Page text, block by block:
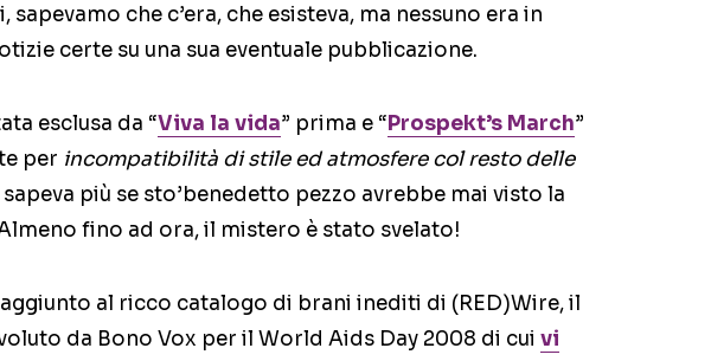
sapevamo che c’era, che esisteva, ma nessuno era in
certe su una sua eventuale pubblicazione.
esclusa da “Viva la vida” prima e “Prospekt’s March”
per incompatibilità di stile ed atmosfere col resto delle
più se sto’benedetto pezzo avrebbe mai visto la
fino ad ora, il mistero è stato svelato!
aggiunto al ricco catalogo di brani inediti di (RED)Wire, il
da Bono Vox per il World Aids Day 2008 di cui vi